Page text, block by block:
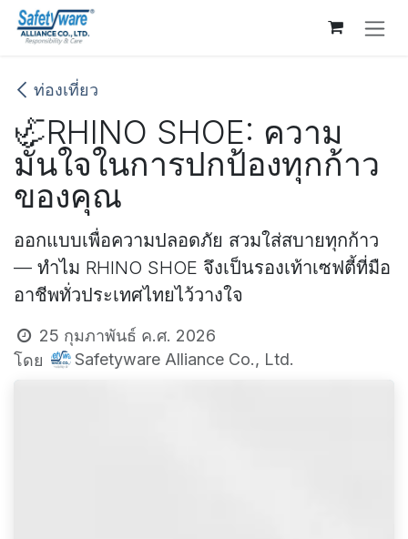
Skip to Content
ท่องเที่ยว
🦏RHINO SHOE: ความ
มั่นใจในการปกป้องทุกก้าว
ของคุณ
ออกแบบเพื่อความปลอดภัย สวมใส่สบายทุกก้าว
— ทำไม RHINO SHOE จึงเป็นรองเท้าเซฟตี้ที่มือ
อาชีพทั่วประเทศไทยไว้วางใจ
25 กุมภาพันธ์ ค.ศ. 2026
โดย
Safetyware Alliance Co., Ltd.